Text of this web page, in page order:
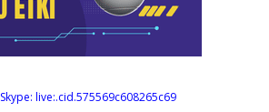
Skype: live:.cid.575569c608265c69